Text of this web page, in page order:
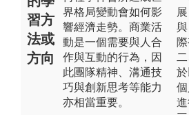
習方
法或
方向
界格局變動會如何影
響經濟走勢。商業活
動是一個需要與人合
作與互動的行為，因
此團隊精神、溝通技
巧與創新思考等能力
亦相當重要。
際
進